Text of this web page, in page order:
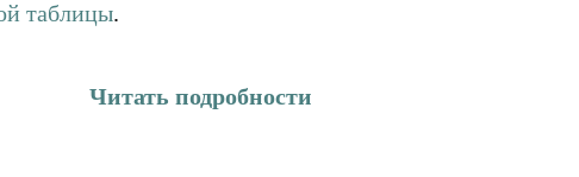
таблицы.
Читать подробности